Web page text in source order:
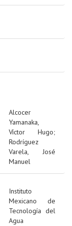
Alcocer
Yamanaka,
Víctor Hugo;
Rodríguez
Varela, José
Manuel
Instituto
Mexicano de
Tecnología del
Agua